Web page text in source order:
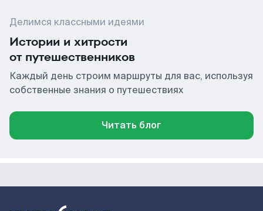
Делимся классными идеями
Истории и хитрости
от путешественников
Каждый день строим маршруты для вас, используя
собственные знания о путешествиях
Читать блог